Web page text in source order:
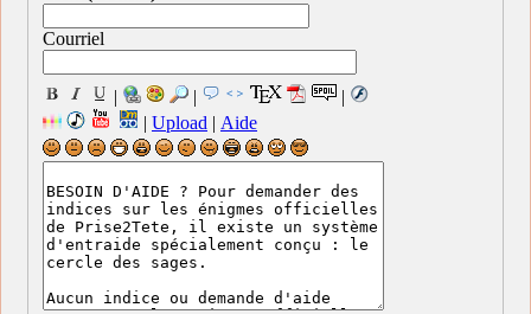
Courriel
| |
|
| Upload | Aide